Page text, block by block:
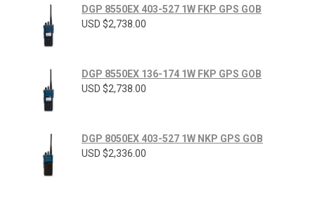
DGP 8550EX 403-527 1W FKP GPS GOB
USD $2,738.00
DGP 8550EX 136-174 1W FKP GPS GOB
USD $2,738.00
DGP 8050EX 403-527 1W NKP GPS GOB
USD $2,336.00